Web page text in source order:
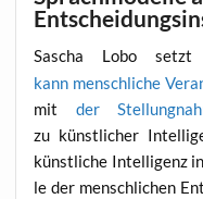
Sascha Lobo
kann mensch­li­che
mit der
zu künst­li­cher
künst­li­che Intel­li­genz
le der mensch­li­chen